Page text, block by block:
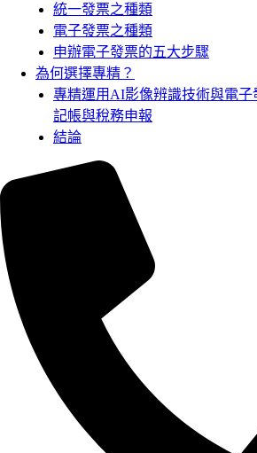
統一發票之種類
電子發票之種類
申辦電子發票的五大步驟
為何選擇專精？
專精運用AI影像辨識技術與電
記帳與稅務申報
結論